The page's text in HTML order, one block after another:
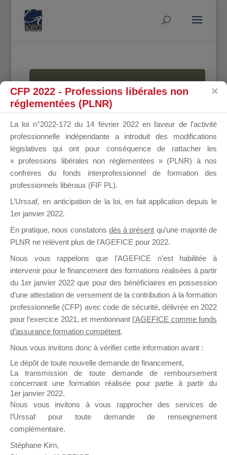
MALLETTE
DU
DIRIGEANT
Groupe Public
il y a un mois
Ce groupe est destiné aux Organismes de
Formation qui souhaitent répondre à l’Appel à
Propositions Mallette du Dirigeant.
sur lequel il est possible de laisser un message
ou poser une question.
NB : Il est nécessaire d’être
pouvoir rejoindre ce groupe
CFP 2022 - Professions libérales non
réglementées (PLNR)
La loi n°2022-172 du 14 février 2022 en faveur de l’activité
professionnelle indépendante a introduit des modifications
législatives qui ont pour conséquence de rattacher les
« professions libérales non réglementées » (PLNR) à nos
confrères du fonds interprofessionnel de formation des
professionnels libéraux (FIF PL).
L’Urssaf, en anticipation de la loi, en fait application depuis le
1er janvier 2022.
En pratique, nous constatons dès à présent qu’une majorité de
PLNR ne relèvent plus de l’AGEFICE pour 2022.
Nous vous rappelons que l’AGEFICE n’est habilitée à
intervenir pour le financement des formations réalisées à partir
du 1er janvier 2022 que pour des bénéficiaires en possession
d’une attestation de versement de la contribution à la formation
professionnelle (CFP) avec code de sécurité, délivrée en 2022
pour l’exercice 2021, et mentionnant l’AGEFICE comme fonds
d’assurance formation compétent.
Nous vous invitons donc à vérifier cette information avant :
Le dépôt de toute nouvelle demande de financement,
La transmission de toute demande de remboursement
concernant une formation réalisée pour partie à partir du
1er janvier 2022.
Nous vous invitons à vous rapprocher des services de
l’Urssaf pour toute demande de renseignement
complémentaire.
Stéphane Kirn,